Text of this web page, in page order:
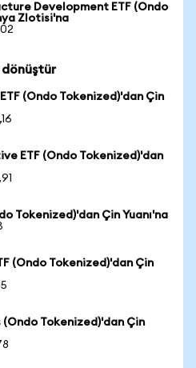
Development ETF (Ondo
Zlotisi'na
dönüştür
(Ondo Tokenized)'dan Çin
ETF (Ondo Tokenized)'dan
Tokenized)'dan Çin Yuanı'na
(Ondo Tokenized)'dan Çin
Tokenized)'dan Çin